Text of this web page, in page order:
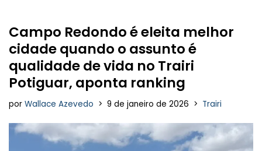
Campo Redondo é eleita melhor
cidade quando o assunto é
qualidade de vida no Trairi
Potiguar, aponta ranking
por Wallace Azevedo 9 de janeiro de 2026 Trairi